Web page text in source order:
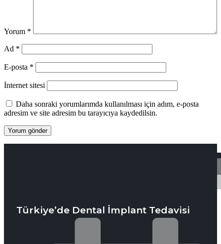
Yorum *
Ad *
E-posta *
İnternet sitesi
Daha sonraki yorumlarımda kullanılması için adım, e-posta
adresim ve site adresim bu tarayıcıya kaydedilsin.
Türkiye’de Dental İmplant Tedavisi